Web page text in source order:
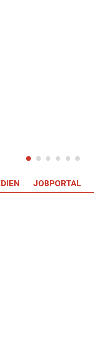
JOBPORTAL